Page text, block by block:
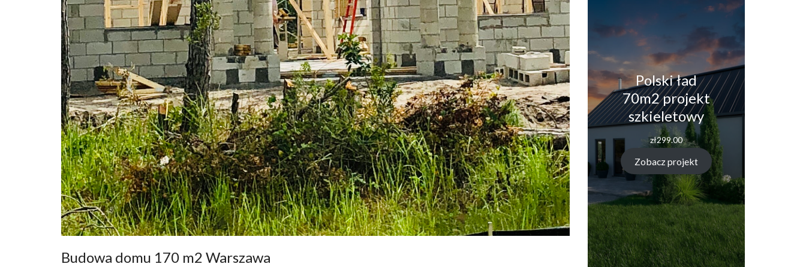
Budowa domu 170 m2 Warszawa
Polski ład
70m2 projekt
szkieletowy
zł299.00
Zobacz projekt